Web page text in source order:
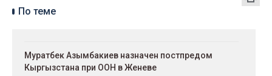
По теме
Муратбек Азымбакиев назначен постпредом
Кыргызстана при ООН в Женеве